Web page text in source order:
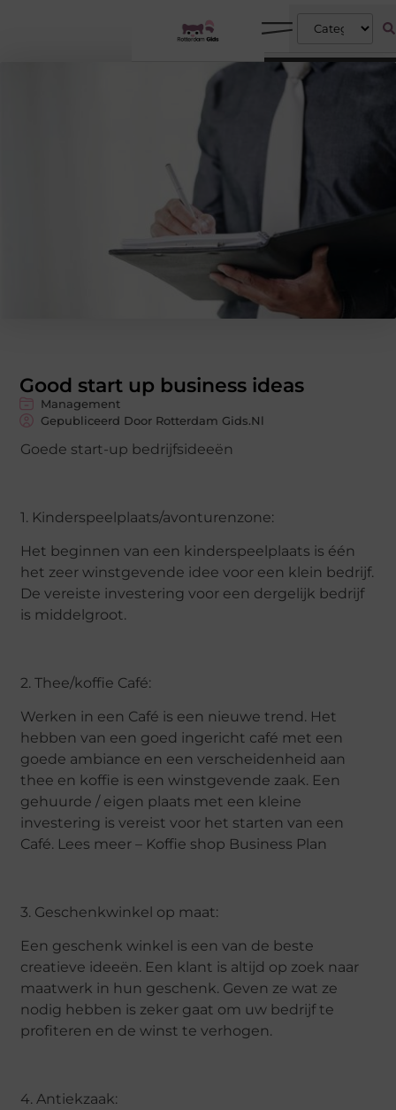
Good start up business ideas
Management
Gepubliceerd Door Rotterdam Gids.nl
Goede start-up bedrijfsideeën
1. Kinderspeelplaats/avonturenzone:
Het beginnen van een kinderspeelplaats is één
het zeer winstgevende idee voor een klein bedrijf.
De vereiste investering voor een dergelijk bedrijf
is middelgroot.
2. Thee/koffie Café:
Werken in een Café is een nieuwe trend. Het
hebben van een goed ingericht café met een
goede ambiance en een verscheidenheid aan
thee en koffie is een winstgevende zaak. Een
gehuurde / eigen plaats met een kleine
investering is vereist voor het starten van een
Café. Lees meer – Koffie shop Business Plan
3. Geschenkwinkel op maat:
Een geschenk winkel is een van de beste
creatieve ideeën. Een klant is altijd op zoek naar
maatwerk in hun geschenk. Geven ze wat ze
nodig hebben is zeker gaat om uw bedrijf te
profiteren en de winst te verhogen.
4. Antiekzaak: